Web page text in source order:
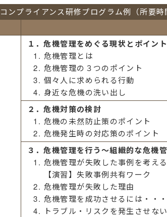
コンプライアンス研修プログラム例（所要時
１．危機管理をめぐる現状とポイント
危機管理とは
危機管理の３つのポイント
個々人に求められる行動
身近な危機の洗い出し
２．危機対策の検討
危機の未然防止策のポイント
危機発生時の対応策のポイント
３．危機管理を行う～組織的な危機
危機管理が失敗した事例を考える
【演習】失敗事例共有ワーク
危機管理が失敗した理由
危機管理を成功させるには・・・
トラブル・リスクを発生させな